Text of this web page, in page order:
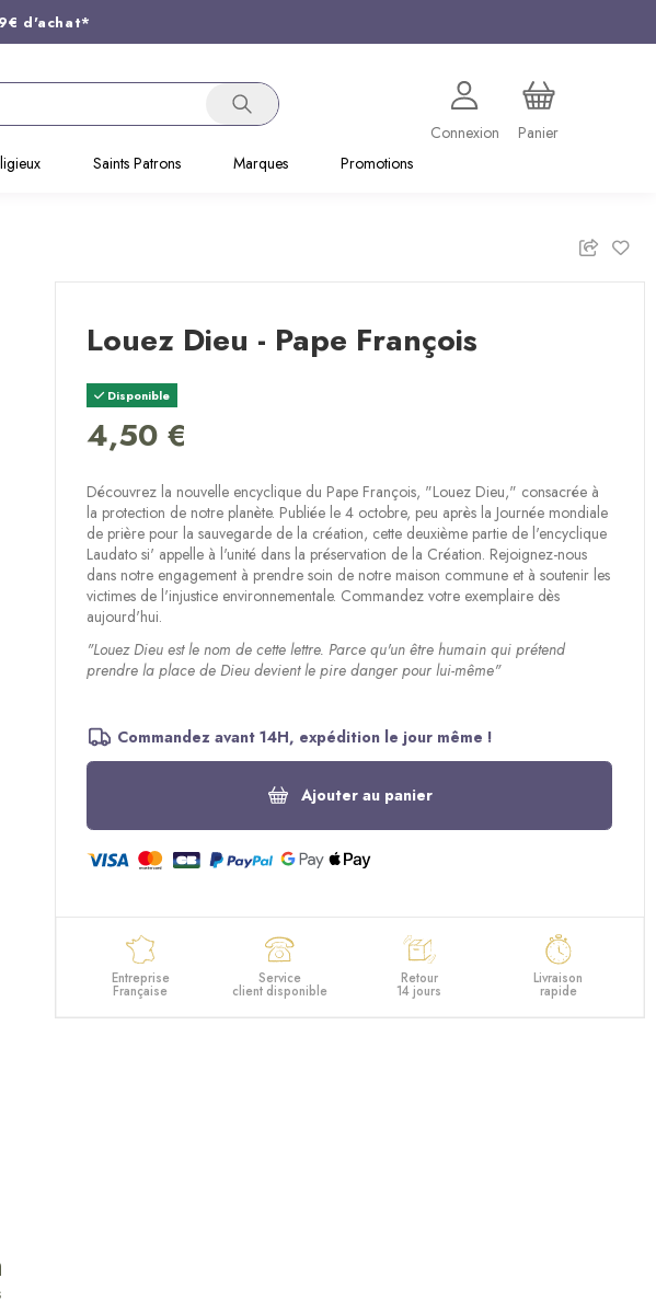
d'achat*
jour même !
Connexion
Panier
Saints Patrons Marques Promotions
Louez Dieu - Pape François
Disponible
4,50 €
Découvrez la nouvelle encyclique du Pape François, "Louez Dieu," consacrée à
la protection de notre planète. Publiée le 4 octobre, peu après la Journée mondiale
de prière pour la sauvegarde de la création, cette deuxième partie de l'encyclique
Laudato si' appelle à l'unité dans la préservation de la Création. Rejoignez-nous
dans notre engagement à prendre soin de notre maison commune et à soutenir les
victimes de l'injustice environnementale. Commandez votre exemplaire dès
aujourd'hui.
"Louez Dieu est le nom de cette lettre. Parce qu'un être humain qui prétend
prendre la place de Dieu devient le pire danger pour lui-même"
Commandez avant 14H, expédition le jour même !
Ajouter au panier
Entreprise
Française
Service
client disponible
Retour
14 jours
Livraison
rapide